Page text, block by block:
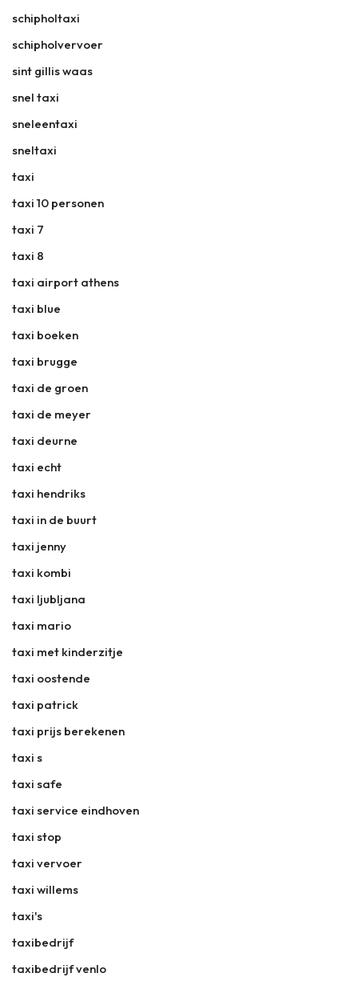
schipholtaxi
schipholvervoer
sint gillis waas
snel taxi
sneleentaxi
sneltaxi
taxi
taxi 10 personen
taxi 7
taxi 8
taxi airport athens
taxi blue
taxi boeken
taxi brugge
taxi de groen
taxi de meyer
taxi deurne
taxi echt
taxi hendriks
taxi in de buurt
taxi jenny
taxi kombi
taxi ljubljana
taxi mario
taxi met kinderzitje
taxi oostende
taxi patrick
taxi prijs berekenen
taxi s
taxi safe
taxi service eindhoven
taxi stop
taxi vervoer
taxi willems
taxi's
taxibedrijf
taxibedrijf venlo